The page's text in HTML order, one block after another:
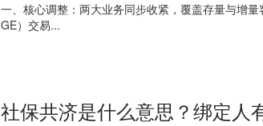
一、核心调整：两大业务同步收紧，覆盖存量与增
GE）交易...
社保共济是什么意思？绑定人